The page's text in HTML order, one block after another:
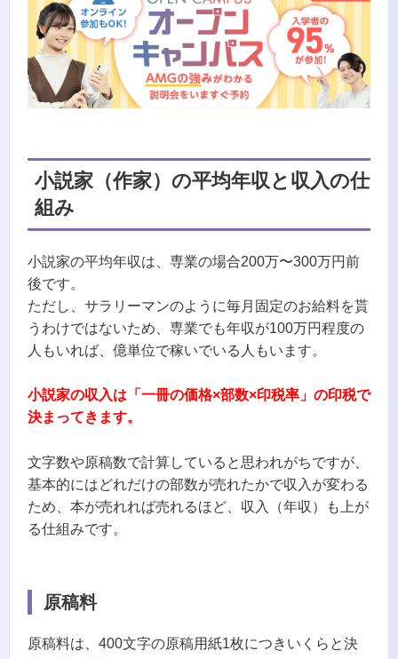
小説家（作家）の平均年収と収入の仕
組み
小説家の平均年収は、専業の場合200万〜300万円前
後です。
ただし、サラリーマンのように毎月固定のお給料を貰
うわけではないため、専業でも年収が100万円程度の
人もいれば、億単位で稼いでいる人もいます。
小説家の収入は「一冊の価格×部数×印税率」の印税で
決まってきます。
文字数や原稿数で計算していると思われがちですが、
基本的にはどれだけの部数が売れたかで収入が変わる
ため、本が売れれば売れるほど、収入（年収）も上が
る仕組みです。
原稿料
原稿料は、400文字の原稿用紙1枚につきいくらと決